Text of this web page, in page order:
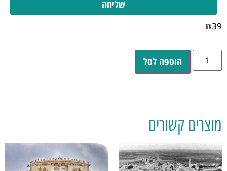
שליחה
₪39
הוספה לסל
מוצרים קשורים